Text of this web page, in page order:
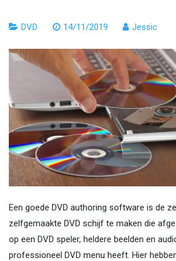
DVD 14/11/2019 Jessic
Een goede DVD authoring software is de
zelfgemaakte DVD schijf te maken die
op een DVD speler, heldere beelden en
professioneel DVD menu heeft. Hier